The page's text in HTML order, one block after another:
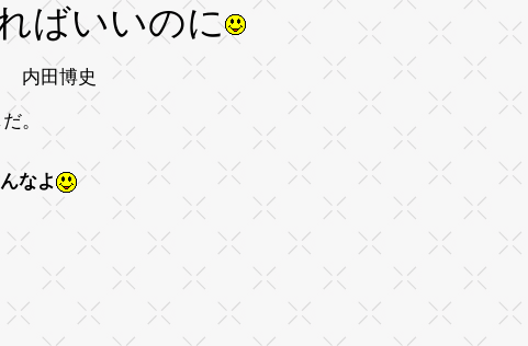
ばいいのに
。
なよ